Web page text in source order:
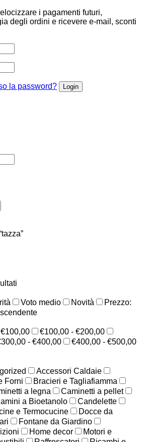
i pagamenti futuri,
degli ordini e ricevere e-mail, sconti
la password?
Voto medio Novità
Prezzo:
€100,00 - €200,00
- €400,00
€400,00 - €500,00
Accessori Caldaie
Forni
Bracieri e Tagliafiamma
a legna
Caminetti a pellet
a Bioetanolo
Candelette
e Termocucine
Docce da
Fontane da Giardino
Home decor
Motori e